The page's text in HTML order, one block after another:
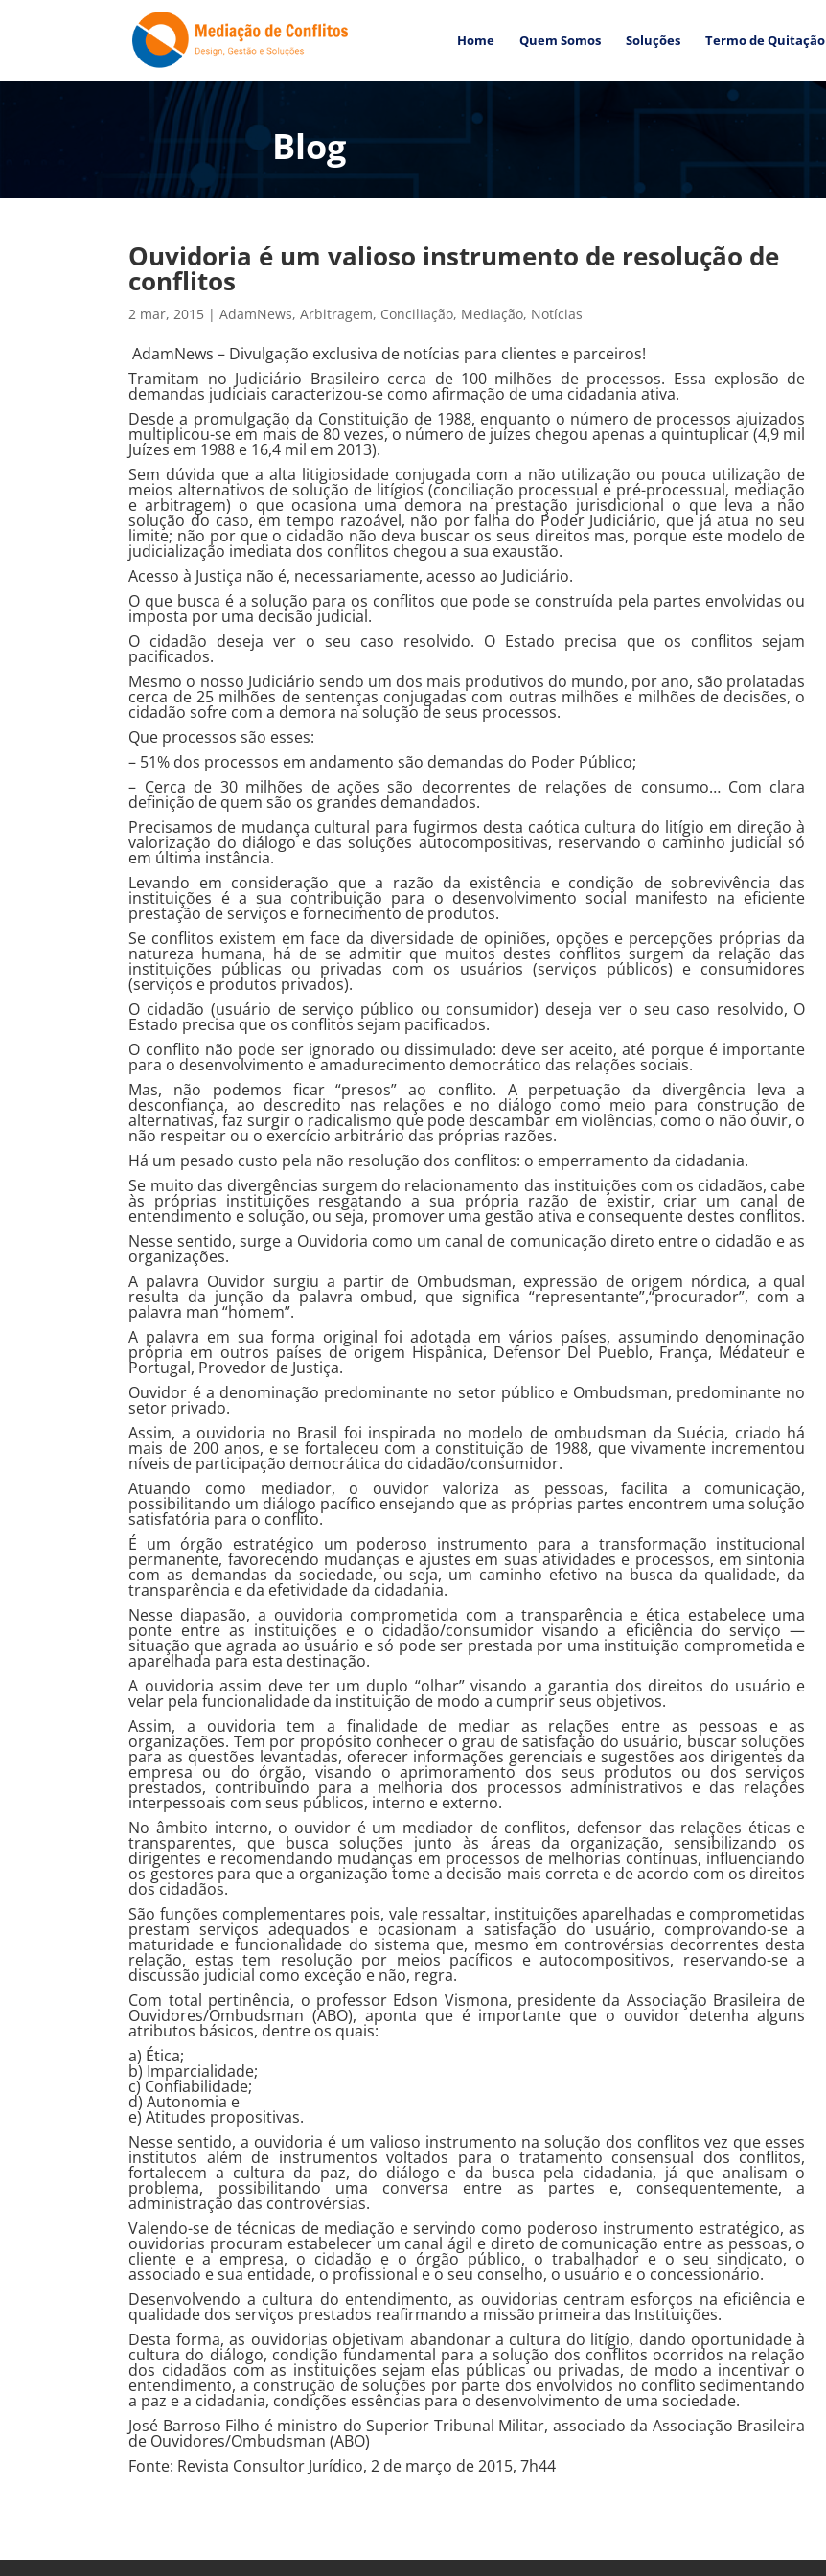
Home Quem Somos Soluções Termo de Quitação
Blog
Ouvidoria é um valioso instrumento de resolução de
conflitos
2 mar, 2015 |AdamNews,Arbitragem, Conciliação, Mediação, Notícias
AdamNews – Divulgação exclusiva de notícias para clientes e parceiros!
Tramitam no Judiciário Brasileiro cerca de 100 milhões de processos. Essa explosão de
demandas judiciais caracterizou-se como afirmação de uma cidadania ativa.
Desde a promulgação da Constituição de 1988, enquanto o número de processos ajuizados
multiplicou-se em mais de 80 vezes, o número de juízes chegou apenas a quintuplicar (4,9 mil
Juízes em 1988 e 16,4 mil em 2013).
Sem dúvida que a alta litigiosidade conjugada com a não utilização ou pouca utilização de
meios alternativos de solução de litígios (conciliação processual e pré-processual, mediação
e arbitragem) o que ocasiona uma demora na prestação jurisdicional o que leva a não
solução do caso, em tempo razoável, não por falha do Poder Judiciário, que já atua no seu
limite; não por que o cidadão não deva buscar os seus direitos mas, porque este modelo de
judicialização imediata dos conflitos chegou a sua exaustão.
Acesso à Justiça não é, necessariamente, acesso ao Judiciário.
O que busca é a solução para os conflitos que pode se construída pela partes envolvidas ou
imposta por uma decisão judicial.
O cidadão deseja ver o seu caso resolvido. O Estado precisa que os conflitos sejam
pacificados.
Mesmo o nosso Judiciário sendo um dos mais produtivos do mundo, por ano, são prolatadas
cerca de 25 milhões de sentenças conjugadas com outras milhões e milhões de decisões, o
cidadão sofre com a demora na solução de seus processos.
Que processos são esses:
– 51% dos processos em andamento são demandas do Poder Público;
– Cerca de 30 milhões de ações são decorrentes de relações de consumo… Com clara
definição de quem são os grandes demandados.
Precisamos de mudança cultural para fugirmos desta caótica cultura do litígio em direção à
valorização do diálogo e das soluções autocompositivas, reservando o caminho judicial só
em última instância.
Levando em consideração que a razão da existência e condição de sobrevivência das
instituições é a sua contribuição para o desenvolvimento social manifesto na eficiente
prestação de serviços e fornecimento de produtos.
Se conflitos existem em face da diversidade de opiniões, opções e percepções próprias da
natureza humana, há de se admitir que muitos destes conflitos surgem da relação das
instituições públicas ou privadas com os usuários (serviços públicos) e consumidores
(serviços e produtos privados).
O cidadão (usuário de serviço público ou consumidor) deseja ver o seu caso resolvido, O
Estado precisa que os conflitos sejam pacificados.
O conflito não pode ser ignorado ou dissimulado: deve ser aceito, até porque é importante
para o desenvolvimento e amadurecimento democrático das relações sociais.
Mas, não podemos ficar “presos” ao conflito. A perpetuação da divergência leva a
desconfiança, ao descredito nas relações e no diálogo como meio para construção de
alternativas, faz surgir o radicalismo que pode descambar em violências, como o não ouvir, o
não respeitar ou o exercício arbitrário das próprias razões.
Há um pesado custo pela não resolução dos conflitos: o emperramento da cidadania.
Se muito das divergências surgem do relacionamento das instituições com os cidadãos, cabe
às próprias instituições resgatando a sua própria razão de existir, criar um canal de
entendimento e solução, ou seja, promover uma gestão ativa e consequente destes conflitos.
Nesse sentido, surge a Ouvidoria como um canal de comunicação direto entre o cidadão e as
organizações.
A palavra Ouvidor surgiu a partir de Ombudsman, expressão de origem nórdica, a qual
resulta da junção da palavra ombud, que significa “representante”,“procurador”, com a
palavra man “homem”.
A palavra em sua forma original foi adotada em vários países, assumindo denominação
própria em outros países de origem Hispânica, Defensor Del Pueblo, França, Médateur e
Portugal, Provedor de Justiça.
Ouvidor é a denominação predominante no setor público e Ombudsman, predominante no
setor privado.
Assim, a ouvidoria no Brasil foi inspirada no modelo de ombudsman da Suécia, criado há
mais de 200 anos, e se fortaleceu com a constituição de 1988, que vivamente incrementou
níveis de participação democrática do cidadão/consumidor.
Atuando como mediador, o ouvidor valoriza as pessoas, facilita a comunicação,
possibilitando um diálogo pacífico ensejando que as próprias partes encontrem uma solução
satisfatória para o conflito.
É um órgão estratégico um poderoso instrumento para a transformação institucional
permanente, favorecendo mudanças e ajustes em suas atividades e processos, em sintonia
com as demandas da sociedade, ou seja, um caminho efetivo na busca da qualidade, da
transparência e da efetividade da cidadania.
Nesse diapasão, a ouvidoria comprometida com a transparência e ética estabelece uma
ponte entre as instituições e o cidadão/consumidor visando a eficiência do serviço —
situação que agrada ao usuário e só pode ser prestada por uma instituição comprometida e
aparelhada para esta destinação.
A ouvidoria assim deve ter um duplo “olhar” visando a garantia dos direitos do usuário e
velar pela funcionalidade da instituição de modo a cumprir seus objetivos.
Assim, a ouvidoria tem a finalidade de mediar as relações entre as pessoas e as
organizações. Tem por propósito conhecer o grau de satisfação do usuário, buscar soluções
para as questões levantadas, oferecer informações gerenciais e sugestões aos dirigentes da
empresa ou do órgão, visando o aprimoramento dos seus produtos ou dos serviços
prestados, contribuindo para a melhoria dos processos administrativos e das relações
interpessoais com seus públicos, interno e externo.
No âmbito interno, o ouvidor é um mediador de conflitos, defensor das relações éticas e
transparentes, que busca soluções junto às áreas da organização, sensibilizando os
dirigentes e recomendando mudanças em processos de melhorias contínuas, influenciando
os gestores para que a organização tome a decisão mais correta e de acordo com os direitos
dos cidadãos.
São funções complementares pois, vale ressaltar, instituições aparelhadas e comprometidas
prestam serviços adequados e ocasionam a satisfação do usuário, comprovando-se a
maturidade e funcionalidade do sistema que, mesmo em controvérsias decorrentes desta
relação, estas tem resolução por meios pacíficos e autocompositivos, reservando-se a
discussão judicial como exceção e não, regra.
Com total pertinência, o professor Edson Vismona, presidente da Associação Brasileira de
Ouvidores/Ombudsman (ABO), aponta que é importante que o ouvidor detenha alguns
atributos básicos, dentre os quais:
a) Ética;
b) Imparcialidade;
c) Confiabilidade;
d) Autonomia e
e) Atitudes propositivas.
Nesse sentido, a ouvidoria é um valioso instrumento na solução dos conflitos vez que esses
institutos além de instrumentos voltados para o tratamento consensual dos conflitos,
fortalecem a cultura da paz, do diálogo e da busca pela cidadania, já que analisam o
problema, possibilitando uma conversa entre as partes e, consequentemente, a
administração das controvérsias.
Valendo-se de técnicas de mediação e servindo como poderoso instrumento estratégico, as
ouvidorias procuram estabelecer um canal ágil e direto de comunicação entre as pessoas, o
cliente e a empresa, o cidadão e o órgão público, o trabalhador e o seu sindicato, o
associado e sua entidade, o profissional e o seu conselho, o usuário e o concessionário.
Desenvolvendo a cultura do entendimento, as ouvidorias centram esforços na eficiência e
qualidade dos serviços prestados reafirmando a missão primeira das Instituições.
Desta forma, as ouvidorias objetivam abandonar a cultura do litígio, dando oportunidade à
cultura do diálogo, condição fundamental para a solução dos conflitos ocorridos na relação
dos cidadãos com as instituições sejam elas públicas ou privadas, de modo a incentivar o
entendimento, a construção de soluções por parte dos envolvidos no conflito sedimentando
a paz e a cidadania, condições essências para o desenvolvimento de uma sociedade.
José Barroso Filho é ministro do Superior Tribunal Militar, associado da Associação Brasileira
de Ouvidores/Ombudsman (ABO)
Fonte: Revista Consultor Jurídico, 2 de março de 2015, 7h44